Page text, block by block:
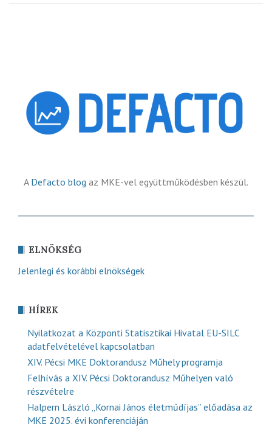
A Defacto blog az MKE-vel együttműködésben készül.
ELNÖKSÉG
Jelenlegi és korábbi elnökségek
HÍREK
Nyilatkozat a Központi Statisztikai Hivatal EU-SILC
adatfelvételével kapcsolatban
XIV. Pécsi MKE Doktorandusz Műhely programja
Felhívás a XIV. Pécsi Doktorandusz Műhelyen való
részvételre
Halpern László „Kornai János életműdíjas” előadása az
MKE 2025. évi konferenciáján